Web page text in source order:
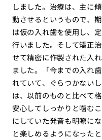
しました。治療は、主に
動させるというもので、
は仮の入れ歯を使用し、
行いました。そして矯正
せて精密に作製された入
ました。「今までの入れ
れていて、ぐらつかない
は、以前のものと比べて
安心してしっかりと噛む
にしていた発音も明瞭に
と楽しめるようになった